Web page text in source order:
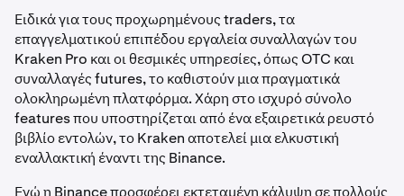
Ειδικά για τους προχωρημένους traders, τα
επαγγελματικού επιπέδου εργαλεία συναλλαγών του
Kraken Pro και οι θεσμικές υπηρεσίες, όπως OTC και
συναλλαγές futures, το καθιστούν μια πραγματικά
ολοκληρωμένη πλατφόρμα. Χάρη στο ισχυρό σύνολο
features που υποστηρίζεται από ένα εξαιρετικά ρευστό
βιβλίο εντολών, το Kraken αποτελεί μια ελκυστική
εναλλακτική έναντι της Binance.
Ενώ η Binance προσφέρει εκτεταμένη κάλυψη σε πολλούς